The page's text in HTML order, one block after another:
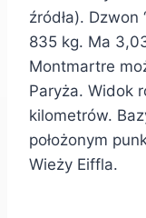
źródła). Dzwon
835 kg. Ma
Montmartre
Paryża. Widok
kilometrów.
położonym
Wieży Eiffla.